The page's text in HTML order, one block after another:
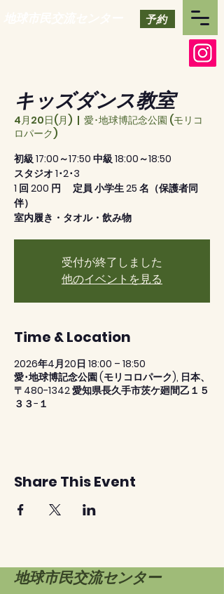
予約
キッズダンス教室
4月20日(月)
  |
愛･地球博記念公園 (モリコ
ロパーク)
初級 17:00～17:50 中級 18:00～18:50
スタジオ 1･2･3
1 回 200 円 定員 小学生 25 名（保護者同
伴）
室内履き・タオル・飲み物
受付が終了しました
他のイベントを見る
Time & Location
2026年4月20日 18:00 – 18:50
愛･地球博記念公園 (モリコロパーク), 日本、
〒480-1342 愛知県長久手市茨ケ廻間乙１５
３３−１
Share This Event
地球市民交流センター